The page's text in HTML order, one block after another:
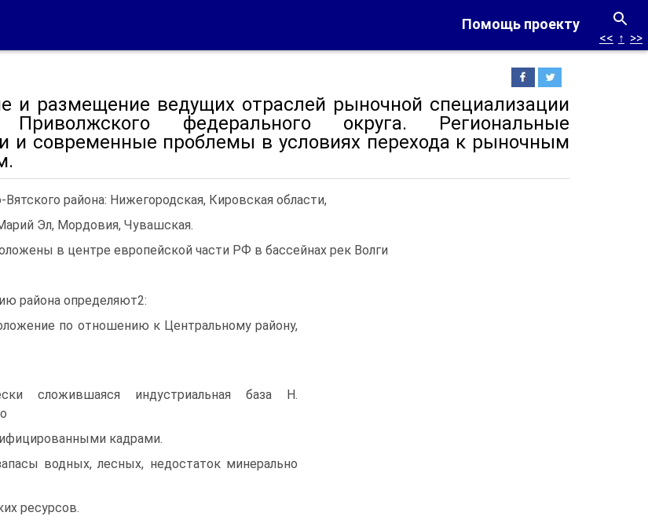
Помощь проекту
<< ↑ >>
и размещение ведущих отраслей рыночной специализации
Приволжского федерального округа. Региональные
и современные проблемы в условиях перехода к рыночным
Вятского района: Нижегородская, Кировская области,
Эл, Мордовия, Чувашская.
в центре европейской части РФ в бассейнах рек Волги
района определяют2:
по отношению к Центральному району,
сложившаяся индустриальная база Н.
кадрами.
водных, лесных, недостаток минерально
ресурсов.